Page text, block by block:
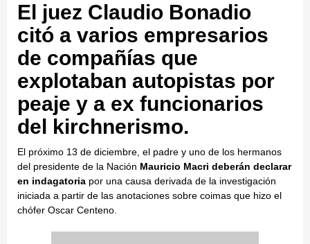
El juez Claudio Bonadio
citó a varios empresarios
de compañías que
explotaban autopistas por
peaje y a ex funcionarios
del kirchnerismo.
El próximo 13 de diciembre, el padre y uno de los hermanos
del presidente de la Nación Mauricio Macri deberán declarar
en indagatoria por una causa derivada de la investigación
iniciada a partir de las anotaciones sobre coimas que hizo el
chófer Oscar Centeno.